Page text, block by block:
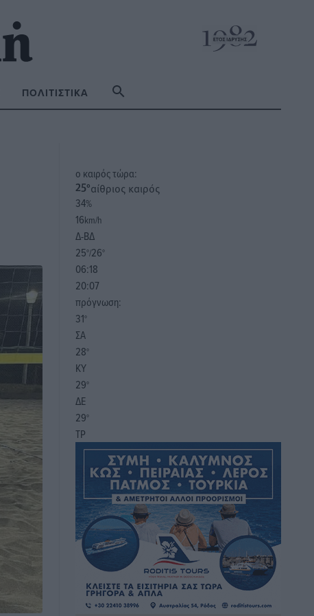
ΠΟΛΙΤΙΣΤΙΚΆ
o καιρός τώρα:
25°αίθριος καιρός
34%
16km/h
Δ-ΒΔ
25°/26°
06:18
20:07
πρόγνωση:
31°
ΣΑ
28°
ΚΥ
29°
ΔΕ
29°
ΤΡ